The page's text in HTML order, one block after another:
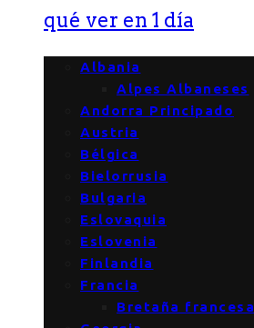
qué ver en 1 día
Albania
Alpes Albaneses
Andorra Principado
Austria
Bélgica
Bielorrusia
Bulgaria
Eslovaquia
Eslovenia
Finlandia
Francia
Bretaña francesa